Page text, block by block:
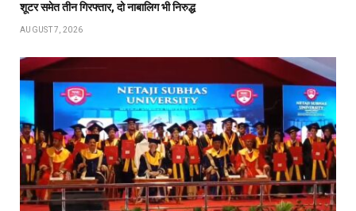
शूटर समेत तीन गिरफ्तार, दो नाबालिग भी निरुद्ध
AUGUST 7, 2026